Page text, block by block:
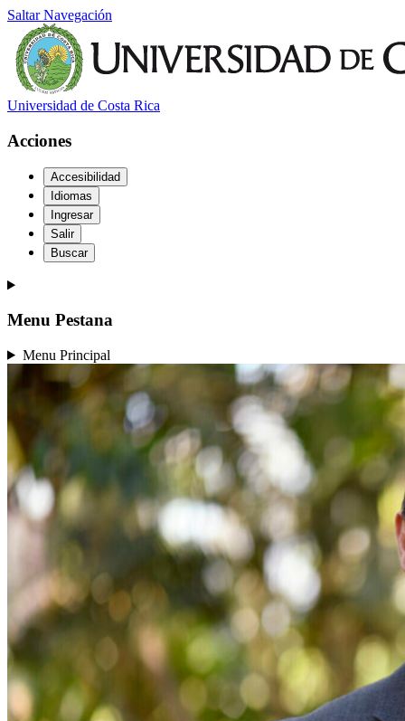
Saltar Navegación
Universidad de Costa Rica
Acciones
Accesibilidad
Idiomas
Ingresar
Salir
Buscar
Menu Pestana
Menu Principal